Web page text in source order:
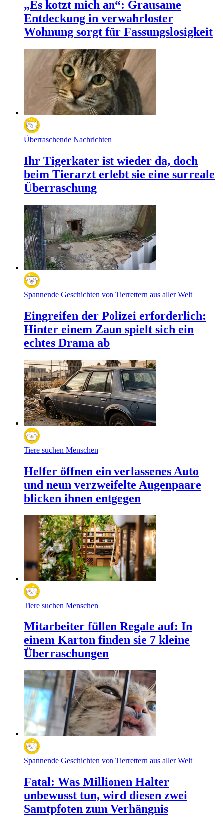
„Es kotzt mich an“: Grausame
Entdeckung in verwahrloster
Wohnung sorgt für Fassungslosigkeit
Überraschende Nachrichten
Ihr Tigerkater ist wieder da, doch
beim Tierarzt erlebt sie eine surreale
Überraschung
Spannende Geschichten von Tierrettern aus aller Welt
Eingreifen der Polizei erforderlich:
Hinter einem Zaun spielt sich ein
echtes Drama ab
Tiere suchen Menschen
Helfer öffnen ein verlassenes Auto
und neun verzweifelte Augenpaare
blicken ihnen entgegen
Tiere suchen Menschen
Mitarbeiter füllen Regale auf: In
einem Karton finden sie 7 kleine
Überraschungen
Spannende Geschichten von Tierrettern aus aller Welt
Fatal: Was Millionen Halter
unbewusst tun, wird diesen zwei
Samtpfoten zum Verhängnis